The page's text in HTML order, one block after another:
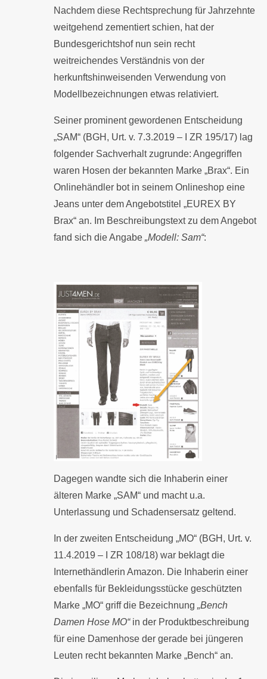
Nachdem diese Rechtsprechung für Jahrzehnte
weitgehend zementiert schien, hat der
Bundesgerichtshof nun sein recht
weitreichendes Verständnis von der
herkunftshinweisenden Verwendung von
Modellbezeichnungen etwas relativiert.
Seiner prominent gewordenen Entscheidung
„SAM“ (BGH, Urt. v. 7.3.2019 – I ZR 195/17) lag
folgender Sachverhalt zugrunde: Angegriffen
waren Hosen der bekannten Marke „Brax“. Ein
Onlinehändler bot in seinem Onlineshop eine
Jeans unter dem Angebotstitel „EUREX BY
Brax“ an. Im Beschreibungstext zu dem Angebot
fand sich die Angabe „Modell: Sam“:
Dagegen wandte sich die Inhaberin einer
älteren Marke „SAM“ und macht u.a.
Unterlassung und Schadensersatz geltend.
In der zweiten Entscheidung „MO“ (BGH, Urt. v.
11.4.2019 – I ZR 108/18) war beklagt die
Internethändlerin Amazon. Die Inhaberin einer
ebenfalls für Bekleidungsstücke geschützten
Marke „MO“ griff die Bezeichnung „Bench
Damen Hose MO“in der Produktbeschreibung
für eine Damenhose der gerade bei jüngeren
Leuten recht bekannten Marke „Bench“ an.